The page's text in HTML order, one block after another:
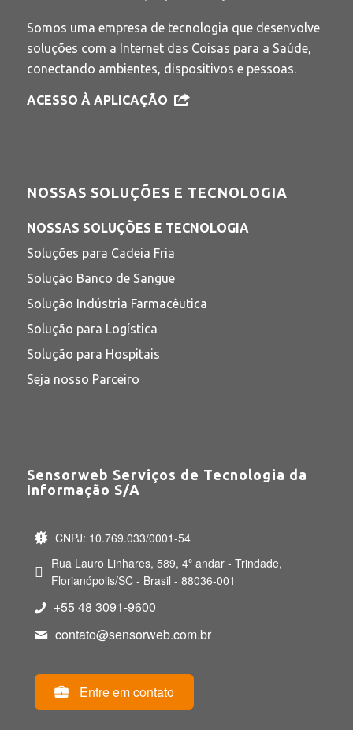
Somos uma empresa de tecnologia que desenvolve
soluções com a Internet das Coisas para a Saúde,
conectando ambientes, dispositivos e pessoas.
ACESSO À APLICAÇÃO
NOSSAS SOLUÇÕES E TECNOLOGIA
NOSSAS SOLUÇÕES E TECNOLOGIA
Soluções para Cadeia Fria
Solução Banco de Sangue
Solução Indústria Farmacêutica
Solução para Logística
Solução para Hospitais
Seja nosso Parceiro
Sensorweb Serviços de Tecnologia da
Informação S/A
CNPJ: 10.769.033/0001-54
Rua Lauro Linhares, 589, 4º andar - Trindade,
Florianópolis/SC - Brasil - 88036-001
+55 48 3091-9600
contato@sensorweb.com.br
Entre em contato